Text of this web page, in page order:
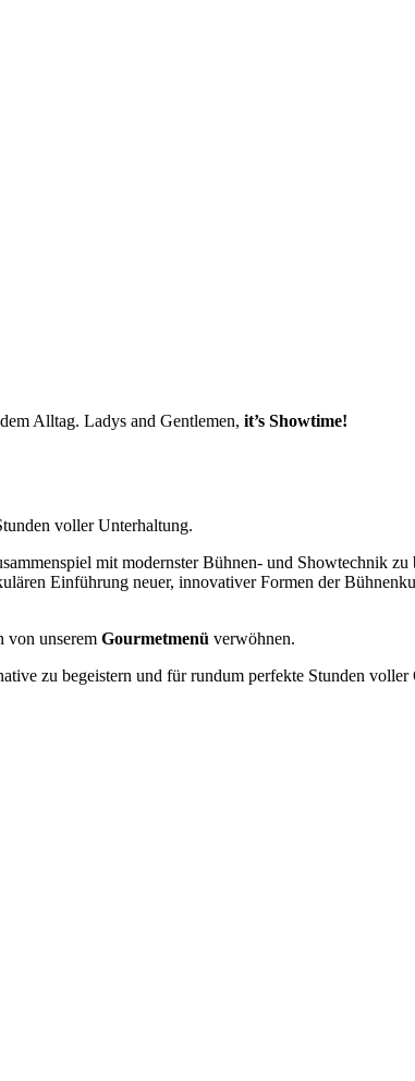
Alltag. Ladys and Gentlemen, it’s Showtime!
voller Unterhaltung.
mit modernster Bühnen- und Showtechnik
Einführung neuer, innovativer Formen der
von unserem Gourmetmenü verwöhnen.
zu begeistern und für rundum perfekte Stunden voller